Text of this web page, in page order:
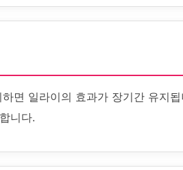
면 일라이의 효과가 장기간 유지
니다.